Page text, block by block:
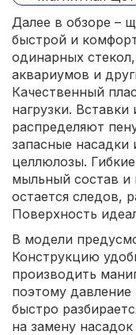
Далее в обзоре –
быстрой и
одинарных стекол,
аквариумов и
Качественный
нагрузки.
распределяют
запасные насадки
целлюлозы.
мыльный состав и
остается следов,
Поверхность
В модели
Конструкцию
производить
поэтому
быстро
на замену насадок